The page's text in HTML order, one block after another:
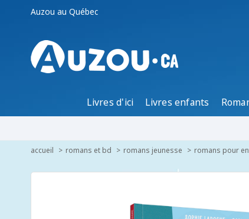
Auzou au Québec
Livres d'ici Livres enfants
accueil romans et bd romans jeunesse romans pour